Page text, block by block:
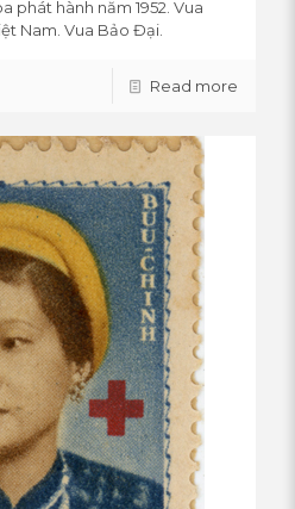
phát hành năm 1952. Vua
Nam. Vua Bảo Đại.
Read more